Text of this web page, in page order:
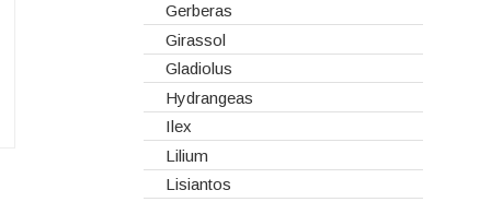
Gerberas
Girassol
Gladiolus
Hydrangeas
Ilex
Lilium
Lisiantos